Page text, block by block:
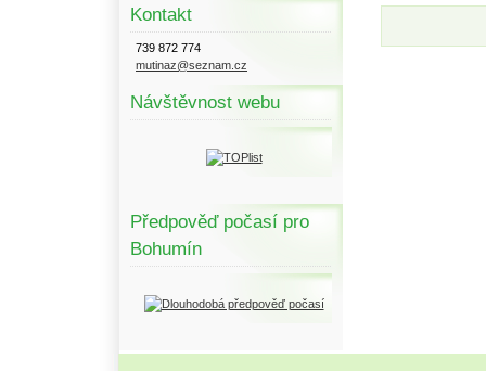
Kontakt
739 872 774
mutinaz@seznam.cz
Návštěvnost webu
Předpověď počasí pro
Bohumín